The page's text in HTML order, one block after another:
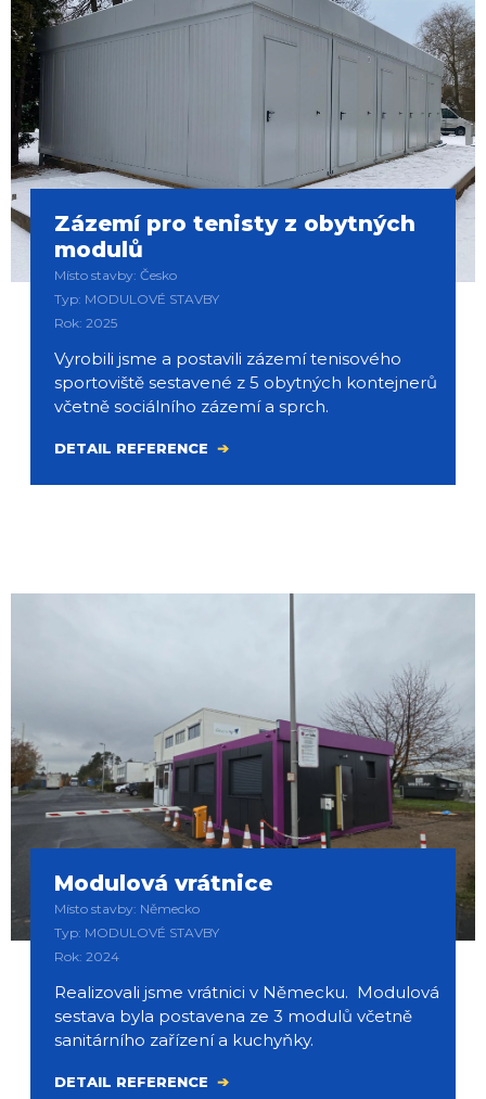
Zázemí pro tenisty z obytných
modulů
Místo stavby: Česko
Typ: MODULOVÉ STAVBY
Rok: 2025
Vyrobili jsme a postavili zázemí tenisového
sportoviště sestavené z 5 obytných kontejnerů
včetně sociálního zázemí a sprch.
DETAIL REFERENCE
Modulová vrátnice
Místo stavby: Německo
Typ: MODULOVÉ STAVBY
Rok: 2024
Realizovali jsme vrátnici v Německu. Modulová
sestava byla postavena ze 3 modulů včetně
sanitárního zařízení a kuchyňky.
DETAIL REFERENCE